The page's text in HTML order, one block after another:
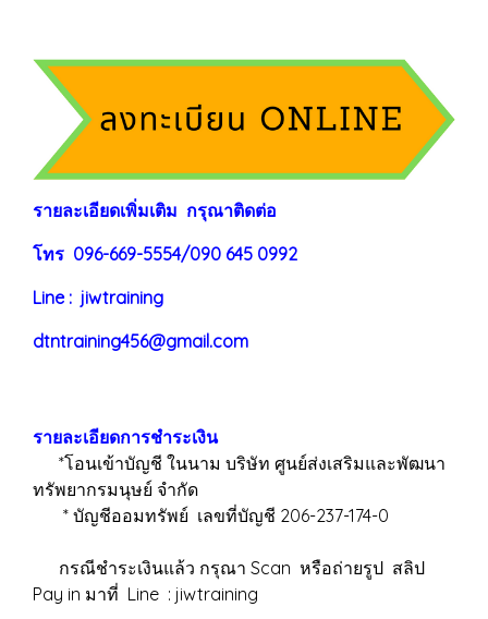
รายละเอียดเพิ่มเติม กรุณาติดต่อ
โทร 096-669-5554/090 645 0992
Line : jiwtraining
dtntraining456@gmail.com
รายละเอียดการชำระเงิน
*โอนเข้าบัญชี ในนาม บริษัท ศูนย์ส่งเสริมและพัฒนา
ทรัพยากรมนุษย์ จำกัด
* บัญชีออมทรัพย์ เลขที่บัญชี 206-237-174-0
กรณีชำระเงินแล้ว กรุณา Scan หรือถ่ายรูป สลิป
Pay in มาที่ Line : jiwtraining